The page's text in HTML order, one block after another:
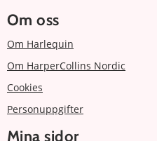
Om oss
Om Harlequin
Om HarperCollins Nordic
Cookies
Personuppgifter
Mina sidor